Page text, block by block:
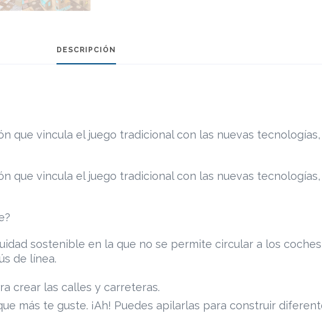
DESCRIPCIÓN
que vincula el juego tradicional con las nuevas
que vincula el juego tradicional con las nuevas
sostenible en la que no se permite circular a los
de línea.
crear las calles y carreteras.
más te guste. ¡Ah! Puedes apilarlas para construir